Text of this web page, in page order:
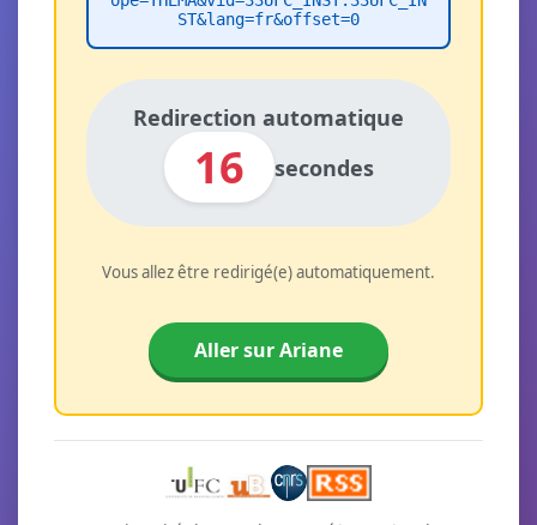
ST&lang=fr&offset=0
Redirection automatique
16 secondes
Vous allez être redirigé(e) automatiquement.
Aller sur Ariane